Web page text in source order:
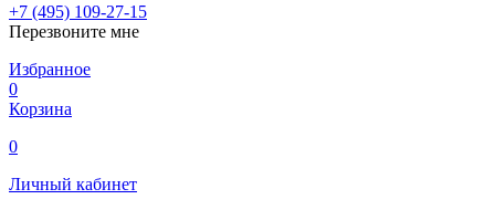
+7 (495) 109-27-15
Перезвоните мне
Избранное
0
Корзина
0
Личный кабинет